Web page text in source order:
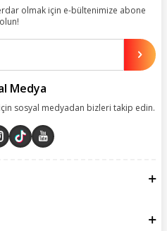
müşterilerimizin memnuniyetini
olmak için e-bültenimize abone
olun!
Medya
sosyal medyadan bizleri takip edin.